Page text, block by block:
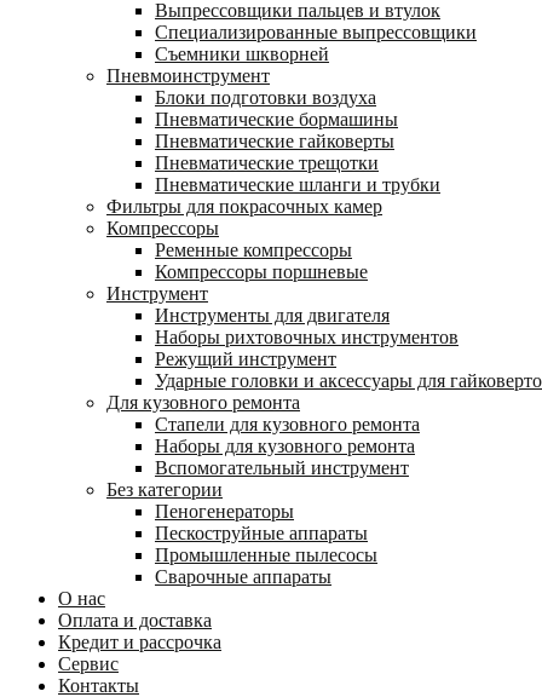
Выпрессовщики пальцев и втулок
Специализированные выпрессовщики
Cъемники шкворней
Пневмоинструмент
Блоки подготовки воздуха
Пневматические бормашины
Пневматические гайковерты
Пневматические трещотки
Пневматические шланги и трубки
Фильтры для покрасочных камер
Компрессоры
Ременные компрессоры
Компрессоры поршневые
Инструмент
Инструменты для двигателя
Наборы рихтовочных инструментов
Режущий инструмент
Ударные головки и аксессуары для
Для кузовного ремонта
Стапели для кузовного ремонта
Наборы для кузовного ремонта
Вспомогательный инструмент
Без категории
Пеногенераторы
Пескоструйные аппараты
Промышленные пылесосы
Сварочные аппараты
О нас
Оплата и доставка
Кредит и рассрочка
Сервис
Контакты